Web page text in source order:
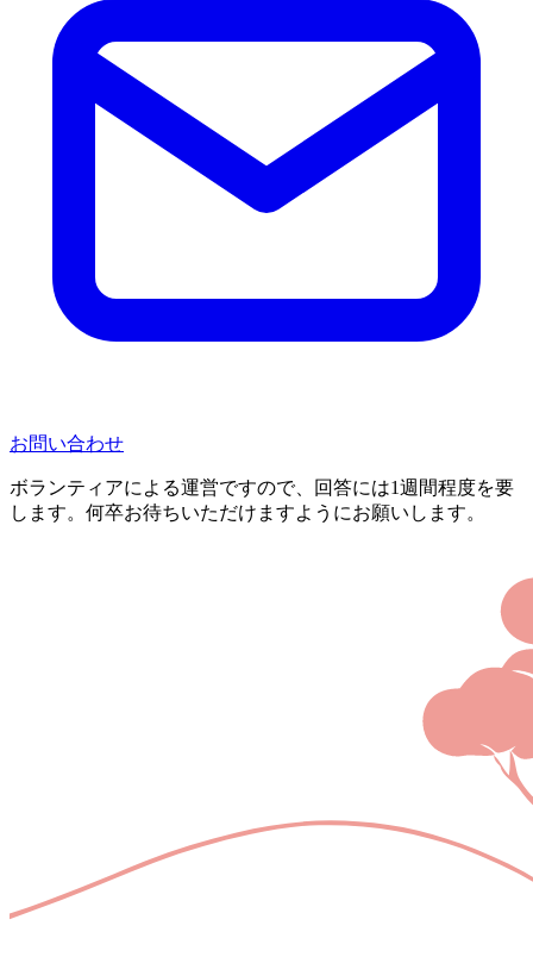
お問い合わせ
ボランティアによる運営ですので、回答には1週間程度を要
します。何卒お待ちいただけますようにお願いします。